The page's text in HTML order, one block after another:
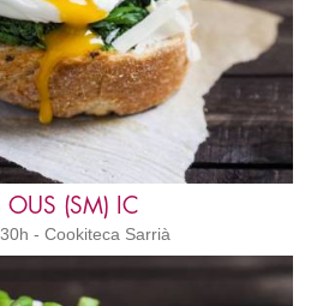
OUS (SM) IC
- Cookiteca Sarrià